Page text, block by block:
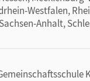
Westfalen,
Anhalt,